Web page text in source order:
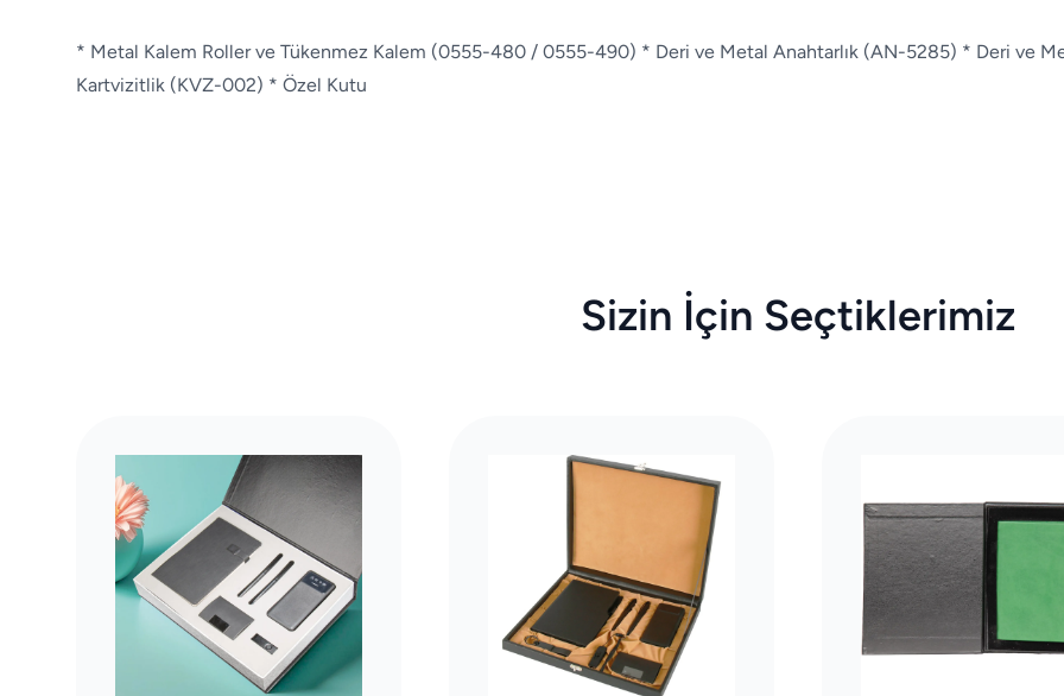
* Metal Kalem Roller ve Tükenmez Kalem (0555-480 / 0555-490) * Deri ve Metal Anahtarlık (AN-5285) * Deri ve
Kartvizitlik (KVZ-002) * Özel Kutu
Sizin İçin Seçtiklerimiz